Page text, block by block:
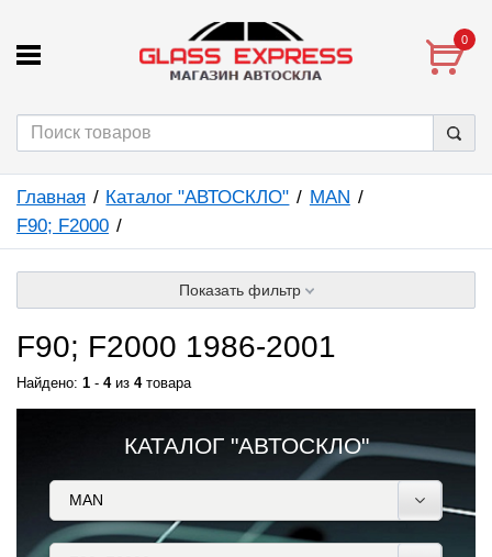
0
Главная Каталог "АВТОСКЛО"
MAN
F90; F2000
Показать фильтр
F90; F2000 1986-2001
Найдено: 1 - 4из 4товара
КАТАЛОГ "АВТОСКЛО"